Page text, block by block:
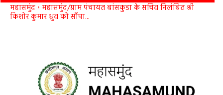
महासमुंद महासमुंद/ग्राम पंचायत बांसकुडा के सचिव निलंबित श्री
किशोर कुमार ध्रुव को सौंपा...